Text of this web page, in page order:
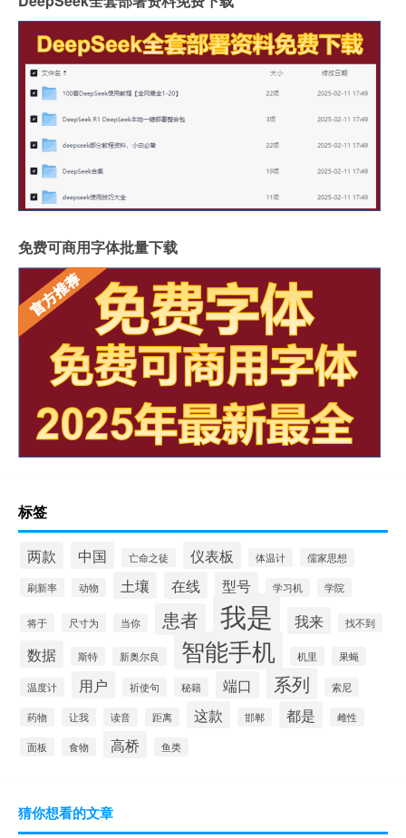
免费可商用字体批量下载
标签
两款 中国 亡命之徒 仪表板 体温计 儒家思想
刷新率 动物 土壤 在线 型号 学习机 学院
将于 尺寸为 当你 患者 我是 我来 找不到
数据 斯特 新奥尔良 智能手机 机里 果蝇
温度计 用户 祈使句 秘籍 端口 系列 索尼
药物 让我 读音 距离 这款 邯郸 都是 雌性
面板 食物 高桥 鱼类
猜你想看的文章